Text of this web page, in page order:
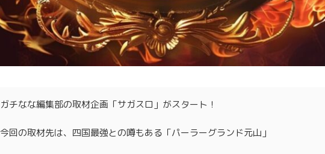
ガチなな編集部の取材企画「サガスロ」がスタート！
今回の取材先は、四国最強との噂もある「パーラーグランド元山」